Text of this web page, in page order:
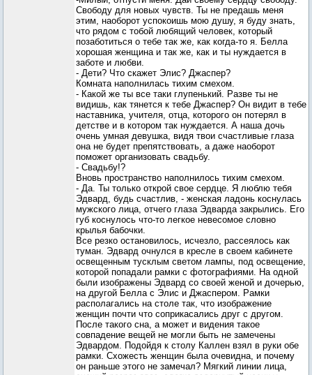
Свободу для новых чувств. Ты не предашь меня
этим, наоборот успокоишь мою душу, я буду знать,
что рядом с тобой любящий человек, который
позаботиться о тебе так же, как когда-то я. Белла
хорошая женщина и так же, как и ты нуждается в
заботе и любви.
- Дети? Что скажет Элис? Джаспер?
Комната наполнилась тихим смехом.
- Какой же ты все таки глупенький. Разве ты не
видишь, как тянется к тебе Джаспер? Он видит в тебе
наставника, учителя, отца, которого он потерял в
детстве и в котором так нуждается. А наша дочь
очень умная девушка, видя твои счастливые глаза
она не будет препятствовать, а даже наоборот
поможет организовать свадьбу.
- Свадьбу!?
Вновь пространство наполнилось тихим смехом.
- Да. Ты только открой свое сердце. Я люблю тебя
Эдвард, будь счастлив, - женская ладонь коснулась
мужского лица, отчего глаза Эдварда закрылись. Его
губ коснулось что-то легкое невесомое словно
крылья бабочки.
Все резко остановилось, исчезло, рассеялось как
туман. Эдвард очнулся в кресле в своем кабинете
освещенным тусклым светом лампы, под освещение,
которой попадали рамки с фотографиями. На одной
были изображены Эдвард со своей женой и дочерью,
на другой Белла с Элис и Джаспером. Рамки
располагались на столе так, что изображение
женщин почти что соприкасались друг с другом.
После такого сна, а может и видения такое
совпадение вещей не могли быть не замечены
Эдвардом. Подойдя к столу Каллен взял в руки обе
рамки. Схожесть женщин была очевидна, и почему
он раньше этого не замечал? Мягкий линии лица,